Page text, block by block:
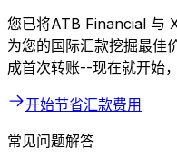
您已将ATB Financial 与
为您的国际汇款挖掘最佳
成首次转账--现在就开始
开始节省汇款费用
常见问题解答